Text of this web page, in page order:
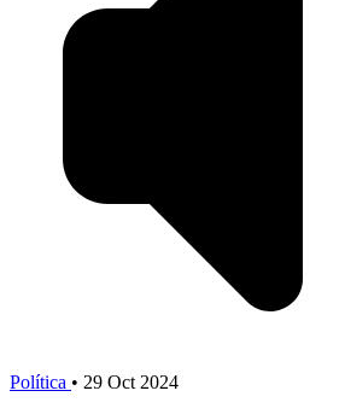
Política • 29 Oct 2024